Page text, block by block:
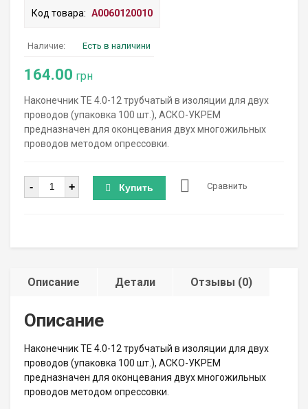
Код товара: A0060120010
Наличие: Есть в наличини
164.00 грн
Наконечник TE 4.0-12 трубчатый в изоляции для двух
проводов (упаковка 100 шт.), АСКО-УКРЕМ
предназначен для оконцевания двух многожильных
проводов методом опрессовки.
Количество
- + Купить Сравнить
Описание Детали Отзывы (0)
Описание
Наконечник TE 4.0-12 трубчатый в изоляции для двух
проводов (упаковка 100 шт.), АСКО-УКРЕМ
предназначен для оконцевания двух многожильных
проводов методом опрессовки.